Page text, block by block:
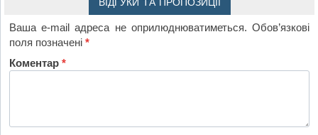
ВІДГУКИ ТА ПРОПОЗИЦІЇ
Ваша e-mail адреса не оприлюднюватиметься. Обов’язкові
поля позначені*
Коментар*